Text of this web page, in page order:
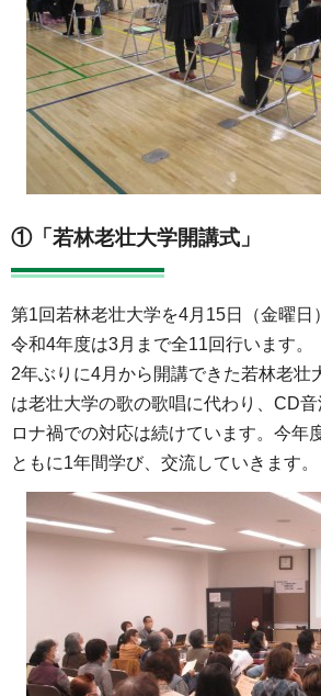
①「若林老壮大学開講式」
第1回若林老壮大学を4月15日（金曜日
令和4年度は3月まで全11回行います。
2年ぶりに4月から開講できた若林老壮
は老壮大学の歌の歌唱に代わり、CD
ロナ禍での対応は続けています。今年
ともに1年間学び、交流していきます。